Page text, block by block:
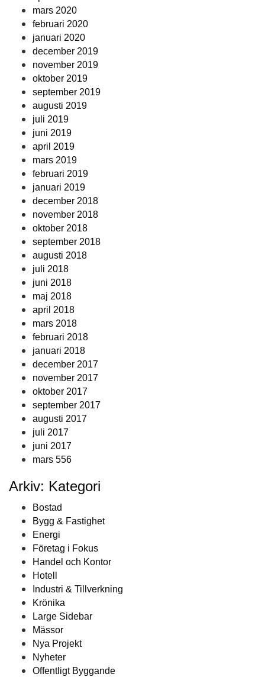
mars 2020
februari 2020
januari 2020
december 2019
november 2019
oktober 2019
september 2019
augusti 2019
juli 2019
juni 2019
april 2019
mars 2019
februari 2019
januari 2019
december 2018
november 2018
oktober 2018
september 2018
augusti 2018
juli 2018
juni 2018
maj 2018
april 2018
mars 2018
februari 2018
januari 2018
december 2017
november 2017
oktober 2017
september 2017
augusti 2017
juli 2017
juni 2017
mars 556
Arkiv: Kategori
Bostad
Bygg & Fastighet
Energi
Företag i Fokus
Handel och Kontor
Hotell
Industri & Tillverkning
Krönika
Large Sidebar
Mässor
Nya Projekt
Nyheter
Offentligt Byggande